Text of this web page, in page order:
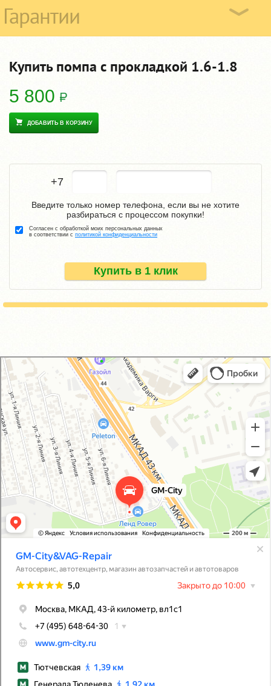
Гарантии
Купить помпа с прокладкой 1.6-1.8
5 800
ДОБАВИТЬ В КОРЗИНУ
+7
Купить в 1 клик
Введите только номер телефона, если вы не хотите
разбираться с процессом покупки!
Согласен с обработкой моих персональных данных
в соответствии с политикой конфиденциальности
GM-City&VAG-Repair
Автосервис, автотехцентр в Москве
Магазин автозапчастей и автотоваров в Москве